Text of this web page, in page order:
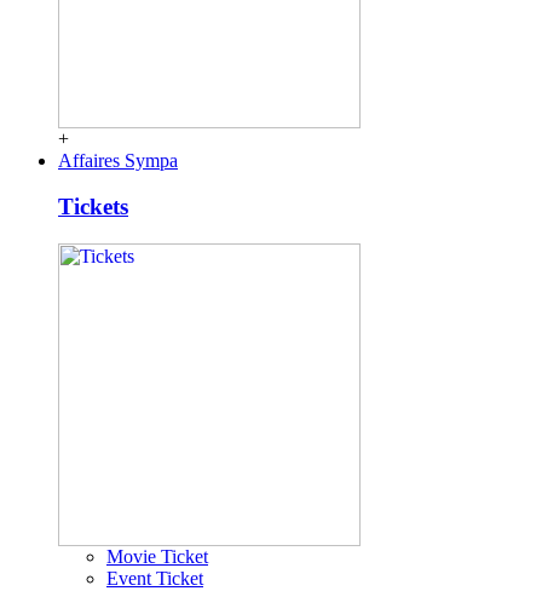
+
Affaires Sympa
Tickets
Movie Ticket
Event Ticket